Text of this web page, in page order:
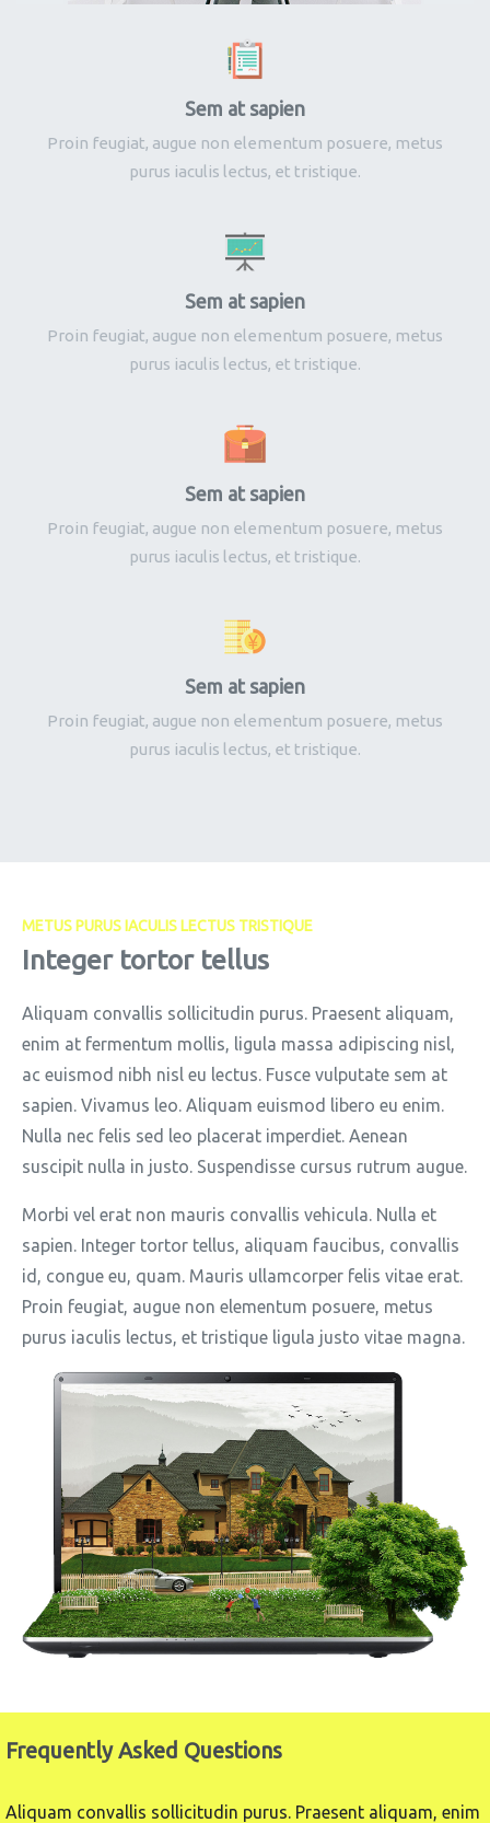
Sem at sapien
Proin feugiat, augue non elementum posuere, metus
purus iaculis lectus, et tristique.
Sem at sapien
Proin feugiat, augue non elementum posuere, metus
purus iaculis lectus, et tristique.
Sem at sapien
Proin feugiat, augue non elementum posuere, metus
purus iaculis lectus, et tristique.
Sem at sapien
Proin feugiat, augue non elementum posuere, metus
purus iaculis lectus, et tristique.
METUS PURUS IACULIS LECTUS TRISTIQUE
Integer tortor tellus
Aliquam convallis sollicitudin purus. Praesent aliquam,
enim at fermentum mollis, ligula massa adipiscing nisl,
ac euismod nibh nisl eu lectus. Fusce vulputate sem at
sapien. Vivamus leo. Aliquam euismod libero eu enim.
Nulla nec felis sed leo placerat imperdiet. Aenean
suscipit nulla in justo. Suspendisse cursus rutrum augue.
Morbi vel erat non mauris convallis vehicula. Nulla et
sapien. Integer tortor tellus, aliquam faucibus, convallis
id, congue eu, quam. Mauris ullamcorper felis vitae erat.
Proin feugiat, augue non elementum posuere, metus
purus iaculis lectus, et tristique ligula justo vitae magna.
Frequently Asked Questions
Aliquam convallis sollicitudin purus. Praesent aliquam, enim